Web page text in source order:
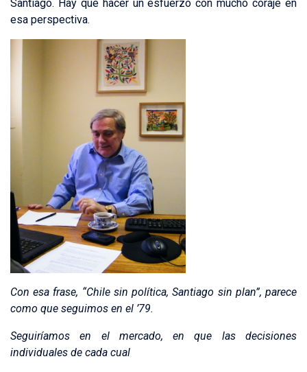
Santiago. Hay que hacer un esfuerzo con mucho coraje en
esa perspectiva.
Con esa frase, “Chile sin política, Santiago sin plan”, parece
como que seguimos en el ’79.
Seguiríamos en el mercado, en que las decisiones
individuales de cada cual